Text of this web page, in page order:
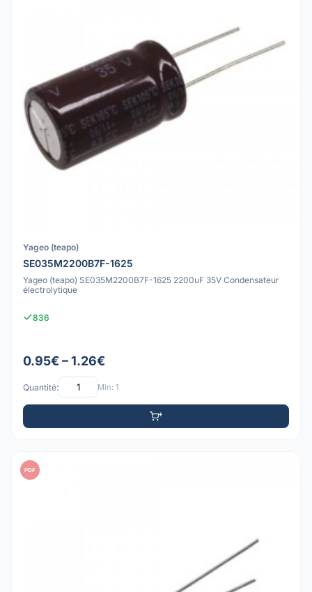
Yageo (teapo)
SE035M2200B7F-1625
Yageo (teapo) SE035M2200B7F-1625 2200uF 35V Condensateur
électrolytique
836
0.95€ – 1.26€
Quantité: Min: 1
PDF